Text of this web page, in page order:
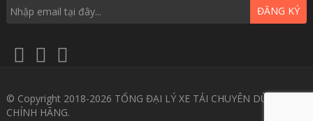
ĐĂNG KÝ
© Copyright 2018-2026 TỔNG ĐẠI LÝ XE TẢI CHUYÊN DÙNG GIÁ
CHÍNH HÃNG.